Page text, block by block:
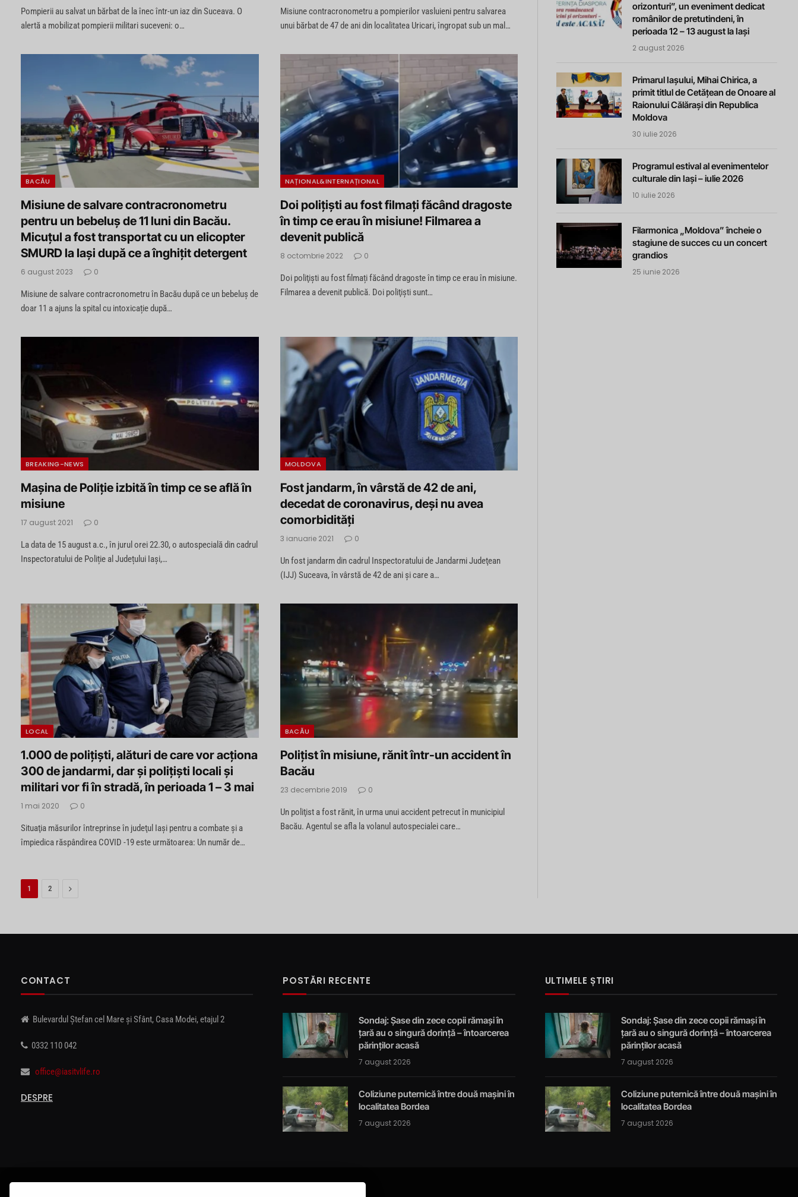
Pompierii au salvat un bărbat de la înec într-un iaz din Suceava. O
alertă a mobilizat pompierii militari suceveni: o…
Misiune contracronometru a pompierilor vasluieni pentru salvarea
unui bărbat de 47 de ani din localitatea Uricari, îngropat sub un mal…
BACĂU
Misiune de salvare contracronometru
pentru un bebeluș de 11 luni din Bacău.
Micuțul a fost transportat cu un elicopter
SMURD la Iași după ce a înghițit detergent
6 august 2023 0
Misiune de salvare contracronometru în Bacău după ce un bebeluș de
doar 11 a ajuns la spital cu intoxicație după…
NAȚIONAL&INTERNAȚIONAL
Doi poliţişti au fost filmați făcând dragoste
în timp ce erau în misiune! Filmarea a
devenit publică
8 octombrie 2022 0
Doi poliţişti au fost filmați făcând dragoste în timp ce erau în misiune.
Filmarea a devenit publică. Doi poliţişti sunt…
BREAKING-NEWS
Mașina de Poliție izbită în timp ce se află în
misiune
17 august 2021 0
La data de 15 august a.c., în jurul orei 22.30, o autospecială din cadrul
Inspectoratului de Poliție al Județului Iași,…
MOLDOVA
Fost jandarm, în vârstă de 42 de ani,
decedat de coronavirus, deşi nu avea
comorbidităţi
3 ianuarie 2021 0
Un fost jandarm din cadrul Inspectoratului de Jandarmi Judeţean
(IJJ) Suceava, în vârstă de 42 de ani şi care a…
LOCAL
1.000 de polițiști, alături de care vor acționa
300 de jandarmi, dar și polițiști locali și
militari vor fi în stradă, în perioada 1 – 3 mai
1 mai 2020 0
Situaţia măsurilor întreprinse în judeţul Iaşi pentru a combate şi a
împiedica răspândirea COVID -19 este următoarea: Un număr de…
BACĂU
Poliţist în misiune, rănit într-un accident în
Bacău
23 decembrie 2019 0
Un poliţist a fost rănit, în urma unui accident petrecut în municipiul
Bacău. Agentul se afla la volanul autospecialei care…
1 2 Next
orizonturi”, un eveniment dedicat
românilor de pretutindeni, în
perioada 12 – 13 august la Iași
2 august 2026
Primarul Iașului, Mihai Chirica, a
primit titlul de Cetățean de Onoare al
Raionului Călărași din Republica
Moldova
30 iulie 2026
Programul estival al evenimentelor
culturale din Iași – iulie 2026
10 iulie 2026
Filarmonica „Moldova” încheie o
stagiune de succes cu un concert
grandios
25 iunie 2026
CONTACT
Bulevardul Ștefan cel Mare și Sfânt, Casa Modei, etajul 2
0332 110 042
office@iasitvlife.ro
DESPRE
POSTĂRI RECENTE
Sondaj: Șase din zece copii rămași în
țară au o singură dorință – întoarcerea
părinților acasă
7 august 2026
Coliziune puternică între două mașini în
localitatea Bordea
7 august 2026
ULTIMELE ȘTIRI
Sondaj: Șase din zece copii rămași în
țară au o singură dorință – întoarcerea
părinților acasă
7 august 2026
Coliziune puternică între două mașini în
localitatea Bordea
7 august 2026